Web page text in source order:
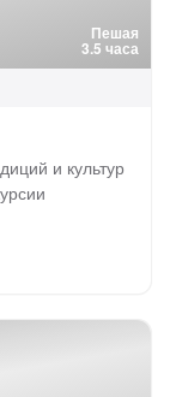
Пешая
3.5 часа
и культур